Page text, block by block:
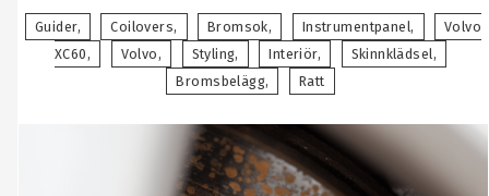
Guider Coilovers Bromsok Instrumentpanel
Volvo
XC60
Volvo Styling Interiör
Skinnklädsel
Bromsbelägg
Ratt